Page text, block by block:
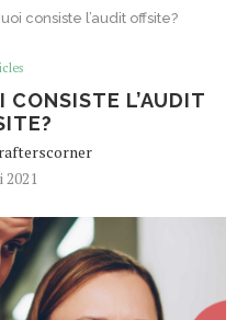
consiste l’audit offsite?
L’AUDIT
2021